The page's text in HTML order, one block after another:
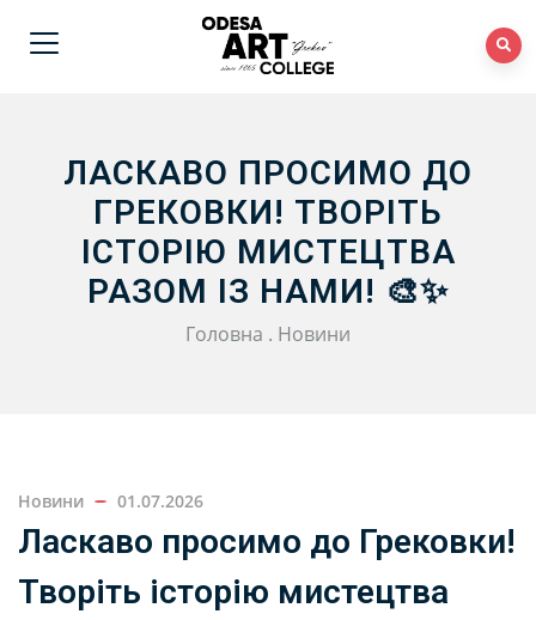
ЛАСКАВО ПРОСИМО ДО
ГРЕКОВКИ! ТВОРІТЬ
ІСТОРІЮ МИСТЕЦТВА
РАЗОМ ІЗ НАМИ! 🎨✨
Головна . Новини
Новини 01.07.2026
Ласкаво просимо до Грековки!
Творіть історію мистецтва